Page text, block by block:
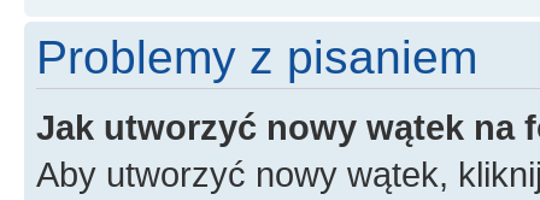
Problemy z pisaniem
Jak utworzyć nowy wątek na
Aby utworzyć nowy wątek,